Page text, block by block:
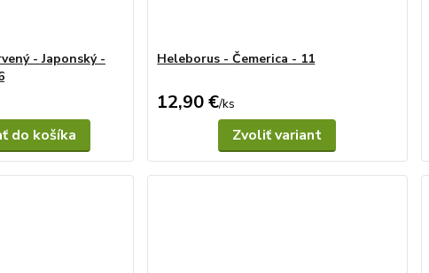
- Japonský -
do košíka
Heleborus - Čemerica - 11
12,90 €/ks
Zvoliť variant